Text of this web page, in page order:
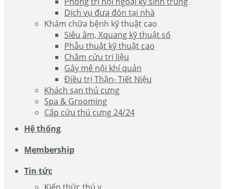
Dịch vụ đưa đón tại nhà
Khám chữa bệnh kỹ thuật cao
Siêu âm, Xquang kỹ thuật số
Phẫu thuật kỹ thuật cao
Châm cứu trị liệu
Gây mê nội khí quản
Điều trị Thận- Tiết Niệu
Khách sạn thú cưng
Spa & Grooming
Cấp cứu thú cưng 24/24
Hệ thống
Membership
Tin tức